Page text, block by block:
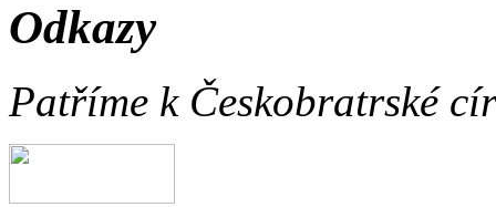
Odkazy
Patříme k Českobratrské